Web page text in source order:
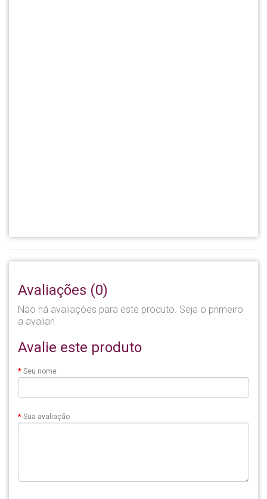
Avaliações (0)
Não há avaliações para este produto. Seja o primeiro
a avaliar!
Avalie este produto
Seu nome
Sua avaliação